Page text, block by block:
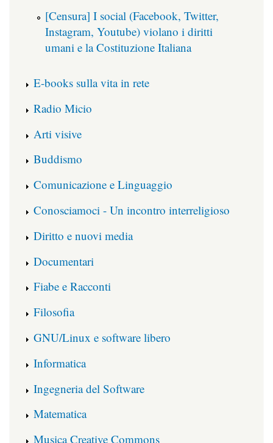
[Censura] I social (Facebook, Twitter,
Instagram, Youtube) violano i diritti
umani e la Costituzione Italiana
E-books sulla vita in rete
Radio Micio
Arti visive
Buddismo
Comunicazione e Linguaggio
Conosciamoci - Un incontro interreligioso
Diritto e nuovi media
Documentari
Fiabe e Racconti
Filosofia
GNU/Linux e software libero
Informatica
Ingegneria del Software
Matematica
Musica Creative Commons